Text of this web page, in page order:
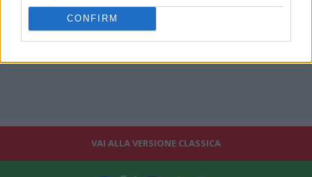
CONFIRM
VAI ALLA VERSIONE CLASSICA